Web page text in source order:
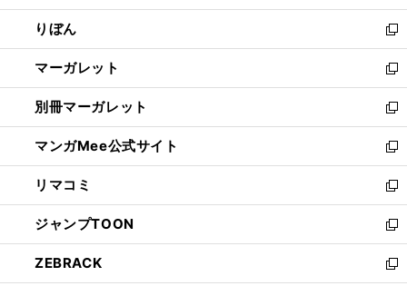
開
く
ウ
で
開
く
ン
ド
ウ
で
開
く
ウ
ィ
ン
ド
ウ
で
開
く
りぼん
新
し
い
ウ
ィ
ン
ド
ウ
で
開
く
マーガレット
新
し
い
ウ
ィ
ン
ド
ウ
で
開
く
別冊マーガレット
新
し
い
ウ
ィ
ン
ド
ウ
で
開
マンガMee公式サイト
新
し
い
ウ
ィ
ン
ド
リマコミ
新
し
い
ウ
ィ
ジャンプTOON
新
し
い
ZEBRACK
新